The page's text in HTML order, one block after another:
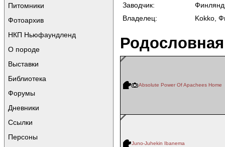
Питомники
Фотоархив
НКП Ньюфаундленд
О породе
Выставки
Библиотека
Форумы
Дневники
Ссылки
Персоны
Заводчик:
Владелец:
Kokko,
Родословная
Absolute Power Of Apachees Home
Juno-Juhekin Ibanema